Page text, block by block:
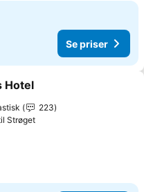
Se priser
til i favoritter
Hotel
223
Strøget